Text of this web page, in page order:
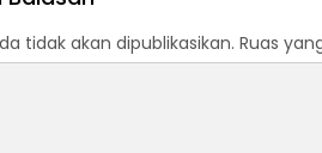
tidak akan dipublikasikan. Ruas